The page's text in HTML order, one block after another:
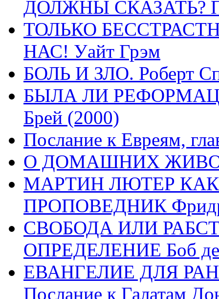
ДОЛЖНЫ СКАЗАТЬ?
ТОЛЬКО
НАС! Уайт Грэм
БОЛЬ И ЗЛО. Роберт
БЫЛА ЛИ
Брей (2000)
Послание к Евреям,
О ДОМАШНИХ
МАРТИН ЛЮТЕР
ПРОПОВЕДНИК
СВОБОДА ИЛИ
ОПРЕДЕЛЕНИЕ Боб де
ЕВАНГЕЛИЕ ДЛЯ
Послание к Галатам